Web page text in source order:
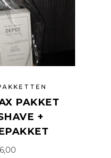
PAKKET
+